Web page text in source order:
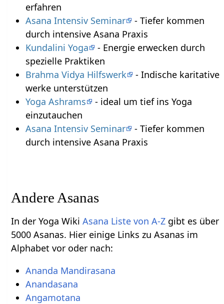
erfahren
Asana Intensiv Seminar
- Tiefer kommen
durch intensive Asana Praxis
Kundalini Yoga
- Energie erwecken durch
spezielle Praktiken
Brahma Vidya Hilfswerk
- Indische karitative
werke unterstützen
Yoga Ashrams
- ideal um tief ins Yoga
einzutauchen
Asana Intensiv Seminar
- Tiefer kommen
durch intensive Asana Praxis
Andere Asanas
In der Yoga WikiAsana Liste von A-Z gibt es über
5000 Asanas. Hier einige Links zu Asanas im
Alphabet vor oder nach:
Ananda Mandirasana
Anandasana
Angamotana